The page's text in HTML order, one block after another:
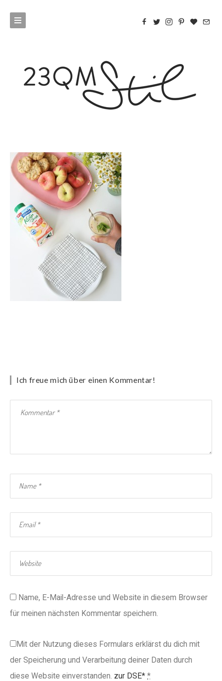
Ich freue mich über einen Kommentar!
Name, E-Mail-Adresse und Website in diesem Browser
für meinen nächsten Kommentar speichern.
Mit der Nutzung dieses Formulars erklärst du dich mit
der Speicherung und Verarbeitung deiner Daten durch
diese Website einverstanden. zur DSE* *